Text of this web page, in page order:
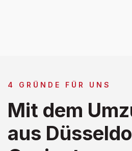
4 GRÜNDE FÜR UNS
Mit dem
aus